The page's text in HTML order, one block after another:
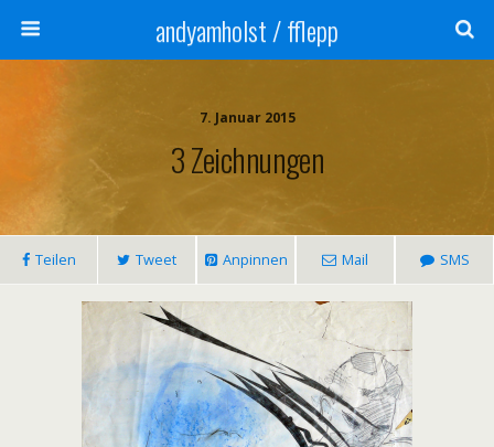
andyamholst / fflepp
7. Januar 2015
3 Zeichnungen
Teilen Tweet Anpinnen Mail SMS